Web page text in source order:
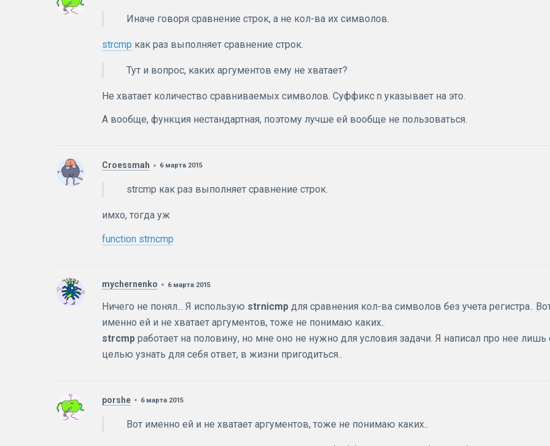
Иначе говоря сравнение строк, а не кол-ва их символов.
strcmp как раз выполняет сравнение строк.
Тут и вопрос, каких аргументов ему не хватает?
Не хватает количество сравниваемых символов. Суффикс n указывает на это.
А вообще, функция нестандартная, поэтому лучше ей вообще не пользоваться.
Croessmah 6 марта 2015
strcmp как раз выполняет сравнение строк.
имхо, тогда уж
function strncmp
mychernenko 6 марта 2015
Ничего не понял... Я использую strnicmp для сравнения кол-ва символов без учета регистра..
именно ей и не хватает аргументов, тоже не понимаю каких..
strcmp работает на половину, но мне оно не нужно для условия задачи. Я написал про нее лишь
целью узнать для себя ответ, в жизни пригодиться..
porshe 6 марта 2015
Вот именно ей и не хватает аргументов, тоже не понимаю каких..